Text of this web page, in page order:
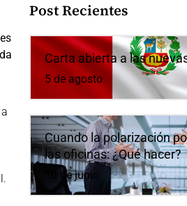
Post Recientes
Carta abierta a las
5 de agosto
Cuando la polarización
las oficinas: ¿Qué hacer?
10 de junio